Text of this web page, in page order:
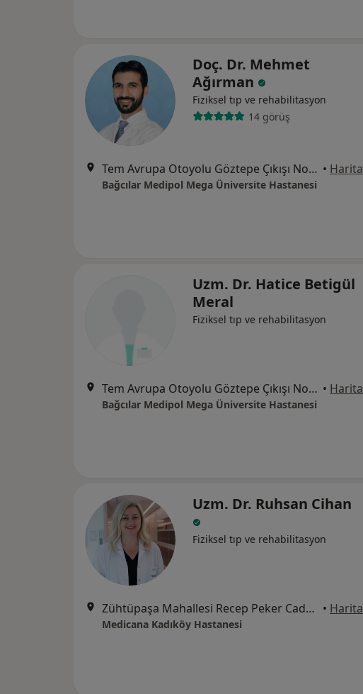
Doç. Dr. Mehmet
Ağırman
Fiziksel tıp ve rehabilitasyon
14 görüş
Tem Avrupa Otoyolu Göztepe Çıkışı No: 1Bağcılar, İstanbul • Harita
Bağcılar Medipol Mega Üniversite Hastanesi
Uzm. Dr. Hatice Betigül
Meral
Fiziksel tıp ve rehabilitasyon
Tem Avrupa Otoyolu Göztepe Çıkışı No: 1Bağcılar, İstanbul • Harita
Bağcılar Medipol Mega Üniversite Hastanesi
Uzm. Dr. Ruhsan Cihan
Fiziksel tıp ve rehabilitasyon
Zühtüpaşa Mahallesi Recep Peker Caddesi No:11, Kadıköy • Harita
Medicana Kadıköy Hastanesi